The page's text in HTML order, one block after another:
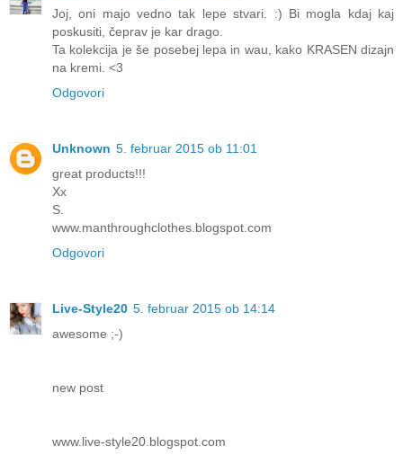
Joj, oni majo vedno tak lepe stvari. :) Bi mogla kdaj kaj
poskusiti, čeprav je kar drago.
Ta kolekcija je še posebej lepa in wau, kako KRASEN dizajn
na kremi. <3
Odgovori
Unknown 5. februar 2015 ob 11:01
great products!!!
Xx
S.
www.manthroughclothes.blogspot.com
Odgovori
Live-Style20 5. februar 2015 ob 14:14
awesome ;-)
new post
www.live-style20.blogspot.com